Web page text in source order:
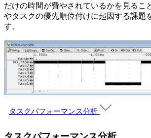
だけの時間が費やされているかを見るこ
やタスクの優先順位付けに起因する課題
す。
タスクパフォーマンス分析